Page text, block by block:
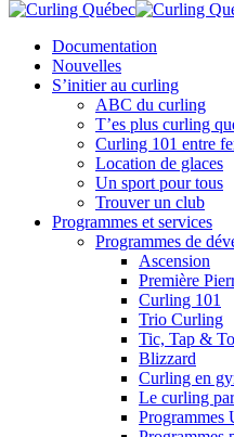
Documentation
Nouvelles
S’initier au curling
ABC du curling
T’es plus curling
Curling 101 entre
Location de glaces
Un sport pour tous
Trouver un club
Programmes et services
Programmes de
Ascension
Première
Curling 101
Trio Curling
Tic, Tap &
Blizzard
Curling en
Le curling
Programmes